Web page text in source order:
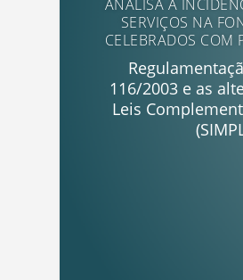
ANALISA A
SERVIÇOS NA
CELEBRADOS COM
116/2003 e as
Leis